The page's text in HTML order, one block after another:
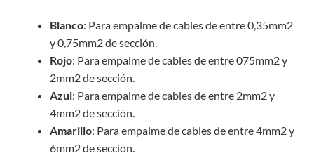
Blanco: Para empalme de cables de entre 0,35mm2
y 0,75mm2 de sección.
Rojo: Para empalme de cables de entre 075mm2 y
2mm2 de sección.
Azul: Para empalme de cables de entre 2mm2 y
4mm2 de sección.
Amarillo: Para empalme de cables de entre 4mm2 y
6mm2 de sección.